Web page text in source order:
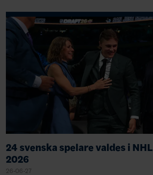
24 svenska spelare valdes i
2026
26-06-27